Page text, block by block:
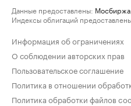
Данные предоставлены: Мосбиржа
Индексы облигаций
Информация об ограничениях
О соблюдении авторских прав
Пользовательское соглашение
Политика в отношении
Политика обработки файлов